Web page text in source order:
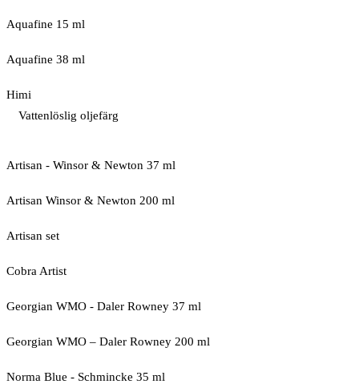
Aquafine 15 ml
Aquafine 38 ml
Himi
Vattenlöslig oljefärg
Artisan - Winsor & Newton 37 ml
Artisan Winsor & Newton 200 ml
Artisan set
Cobra Artist
Georgian WMO - Daler Rowney 37 ml
Georgian WMO – Daler Rowney 200 ml
Norma Blue - Schmincke 35 ml